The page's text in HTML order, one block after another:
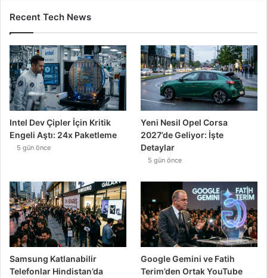
Recent Tech News
Intel Dev Çipler İçin Kritik
Engeli Aştı: 24x Paketleme
5 gün önce
Yeni Nesil Opel Corsa
2027’de Geliyor: İşte
Detaylar
5 gün önce
Samsung Katlanabilir
Telefonlar Hindistan’da
Google Gemini ve Fatih
Terim’den Ortak YouTube